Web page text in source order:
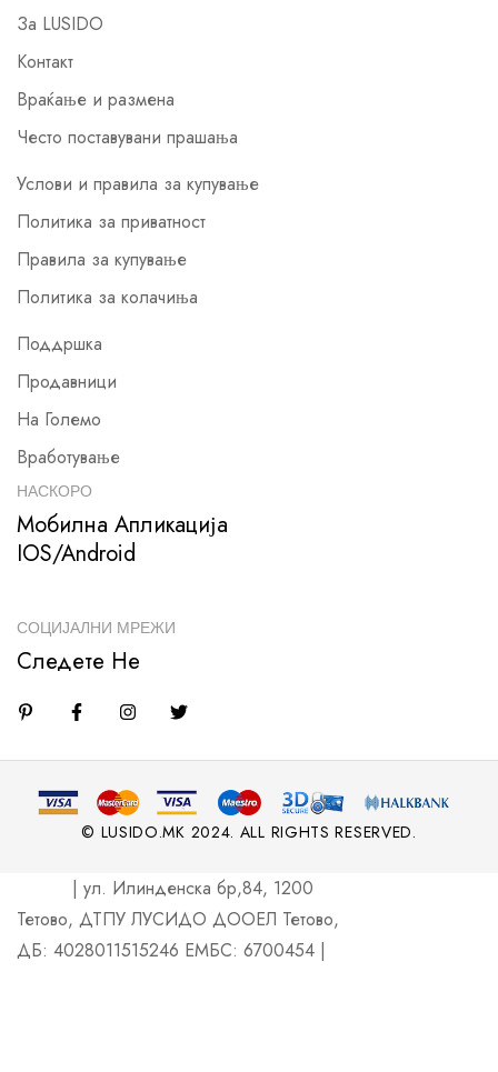
За LUSIDO
Контакт
Враќање и размена
Често поставувани прашања
Услови и правила за купување
Политика за приватност
Правила за купување
Политика за колачиња
Поддршка
Продавници
На Големо
Вработување
НАСКОРО
Мобилна Апликација
IOS/Android
СОЦИЈАЛНИ МРЕЖИ
Следете Не
© LUSIDO.MK 2024. ALL RIGHTS RESERVED.
| ул. Илинденска бр,84, 1200
Тетово, ДТПУ ЛУСИДО ДООЕЛ Тетово,
ДБ: 4028011515246 ЕМБС: 6700454 |